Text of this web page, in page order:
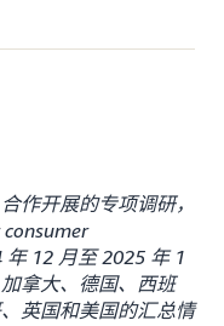
作开展的专项调研，
12 月至 2025 年 1
拿大、德国、西班
英国和美国的汇总情